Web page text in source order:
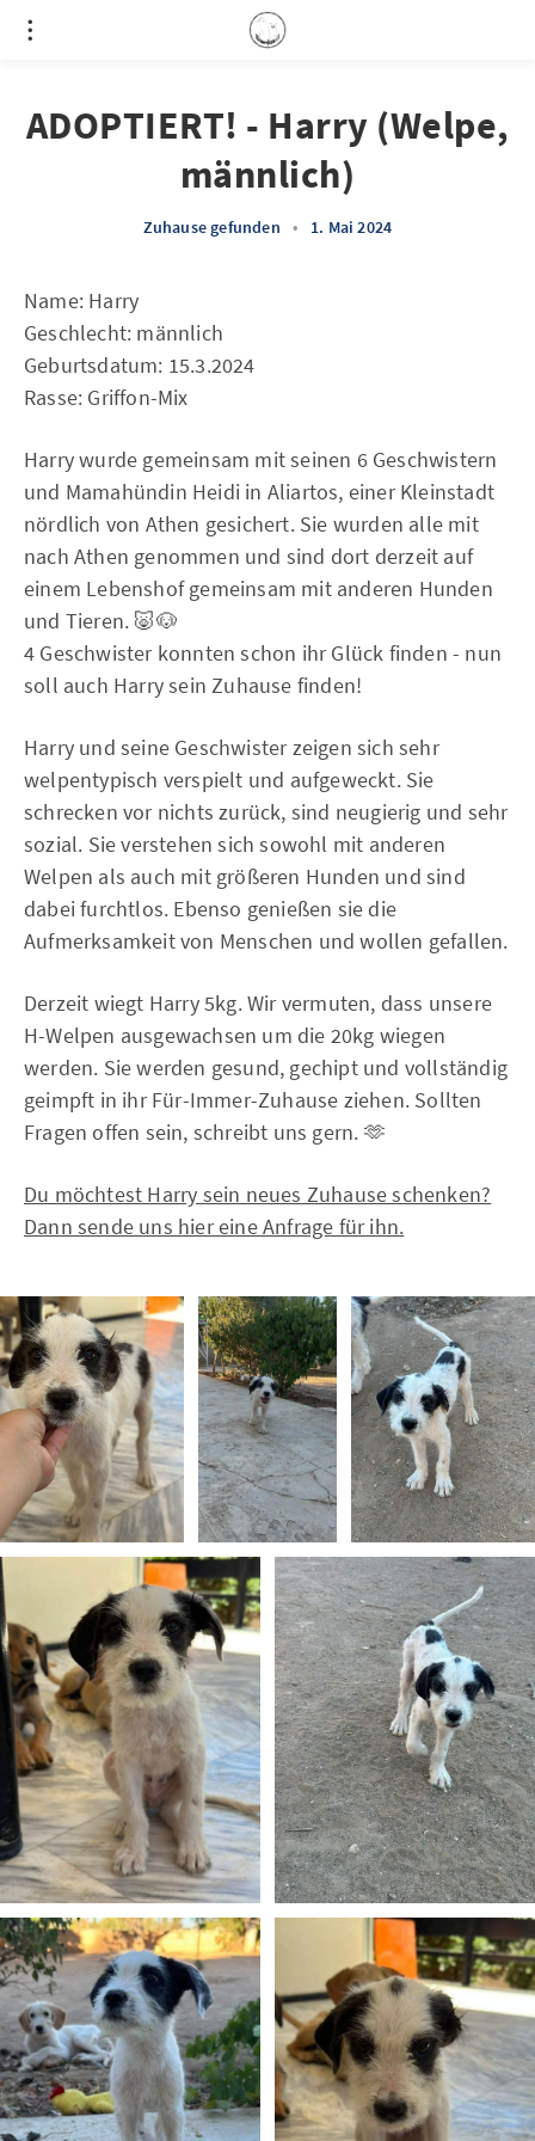
ADOPTIERT! - Harry (Welpe,
männlich)
Zuhause gefunden • 1. Mai 2024
Name: Harry
Geschlecht: männlich
Geburtsdatum: 15.3.2024
Rasse: Griffon-Mix
Harry wurde gemeinsam mit seinen 6 Geschwistern
und Mamahündin Heidi in Aliartos, einer Kleinstadt
nördlich von Athen gesichert. Sie wurden alle mit
nach Athen genommen und sind dort derzeit auf
einem Lebenshof gemeinsam mit anderen Hunden
und Tieren. 🐷🐶
4 Geschwister konnten schon ihr Glück finden - nun
soll auch Harry sein Zuhause finden!
Harry und seine Geschwister zeigen sich sehr
welpentypisch verspielt und aufgeweckt. Sie
schrecken vor nichts zurück, sind neugierig und sehr
sozial. Sie verstehen sich sowohl mit anderen
Welpen als auch mit größeren Hunden und sind
dabei furchtlos. Ebenso genießen sie die
Aufmerksamkeit von Menschen und wollen gefallen.
Derzeit wiegt Harry 5kg. Wir vermuten, dass unsere
H-Welpen ausgewachsen um die 20kg wiegen
werden. Sie werden gesund, gechipt und vollständig
geimpft in ihr Für-Immer-Zuhause ziehen. Sollten
Fragen offen sein, schreibt uns gern. 🫶
Du möchtest Harry sein neues Zuhause schenken?
Dann sende uns hier eine Anfrage für ihn.